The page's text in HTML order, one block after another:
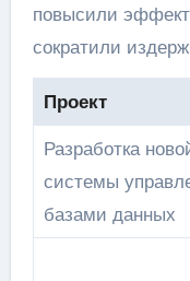
повысили
сократили
Проект
Разработка
системы
базами данных